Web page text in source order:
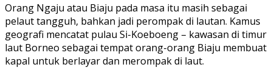
Orang Ngaju atau Biaju pada masa itu masih sebagai
pelaut tangguh, bahkan jadi perompak di lautan. Kamus
geografi mencatat pulau Si-Koeboeng – kawasan di timur
laut Borneo sebagai tempat orang-orang Biaju membuat
kapal untuk berlayar dan merompak di laut.